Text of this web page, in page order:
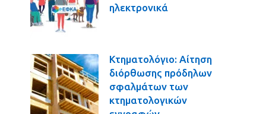
ηλεκτρονικά
Κτηματολόγιο: Αίτηση
διόρθωσης πρόδηλων
σφαλμάτων των
κτηματολογικών